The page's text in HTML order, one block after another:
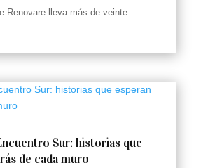
Renovare lleva más de veinte...
Sur: historias que
de cada muro